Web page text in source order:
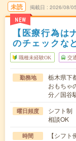
未読
NEW
掲載日 2026/08/05
【医療行為
のチェックな
職種未経験OK 交
勤務地
栃木県下
おもちゃ
分／国谷
曜日頻度
シフト制
相談OK
時間
【シフ